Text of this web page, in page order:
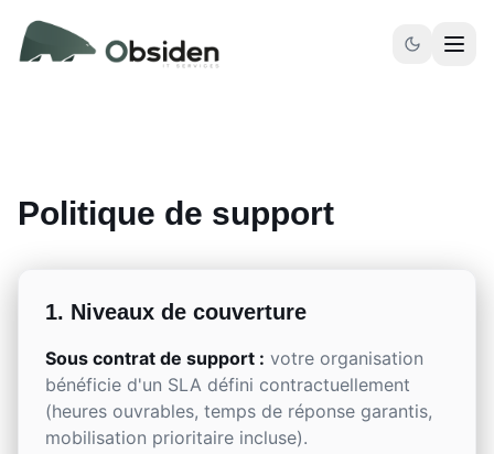
Politique de support
1. Niveaux de couverture
Sous contrat de support : votre organisation
bénéficie d'un SLA défini contractuellement
(heures ouvrables, temps de réponse garantis,
mobilisation prioritaire incluse).